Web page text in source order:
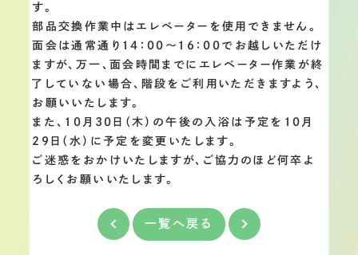
す。
部品交換作業中はエレベーターを使用できません。
面会は通常通り14：00～16：00でお越しいただけ
ますが、万一、面会時間までにエレベーター作業が終
了していない場合、階段をご利用いただきますよう、
お願いいたします。
また、10月30日（木）の午後の入浴は予定を10月
29日（水）に予定を変更いたします。
ご迷惑をおかけいたしますが、ご協力のほど何卒よ
ろしくお願いいたします。
一覧へ戻る